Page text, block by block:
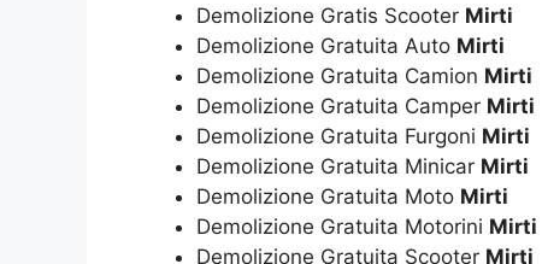
Demolizione Gratis Scooter Mirti
Demolizione Gratuita Auto Mirti
Demolizione Gratuita Camion Mirti
Demolizione Gratuita Camper Mirti
Demolizione Gratuita Furgoni Mirti
Demolizione Gratuita Minicar Mirti
Demolizione Gratuita Moto Mirti
Demolizione Gratuita Motorini Mirti
Demolizione Gratuita Scooter Mirti